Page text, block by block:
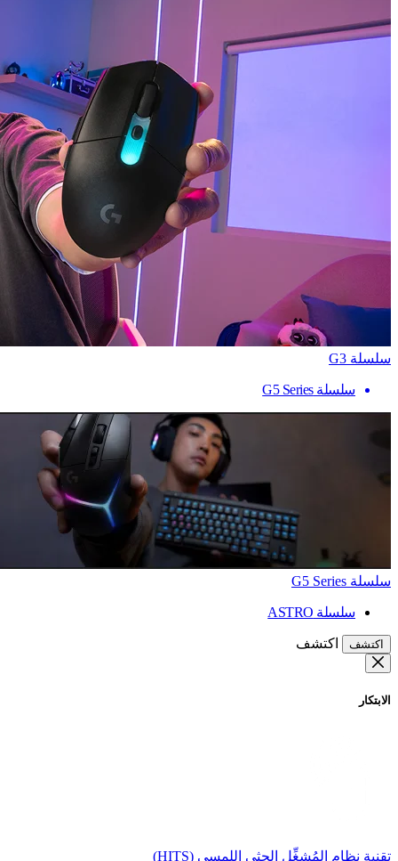
سلسلة G3
سلسلة G5 Series
سلسلة G5 Series
سلسلة ASTRO
اكتشف اكتشف
الابتكار
تقنية نظام المُشغِّل الحثي اللمسي (HITS)